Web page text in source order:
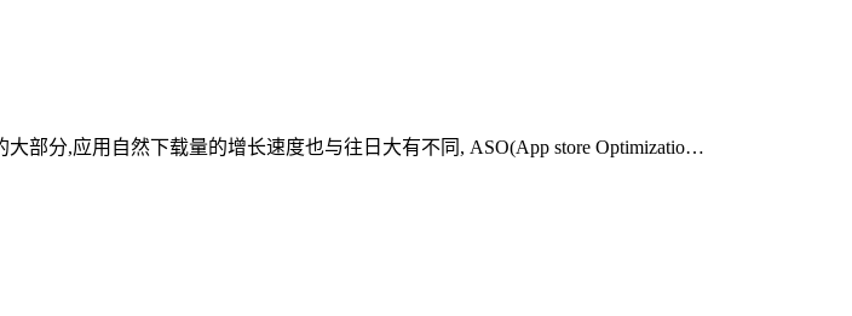
部分,应用自然下载量的增长速度也与往日大有不同, ASO(App store Optimizatio…